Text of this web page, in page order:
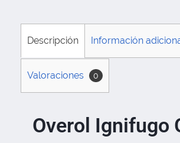
Descripción Información
Valoraciones 0
Overol Ignifugo